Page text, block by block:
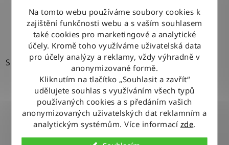
Na tomto webu používáme soubory cookies k
zajištění funkčnosti webu a s vaším souhlasem
také cookies pro marketingové a analytické
účely. Kromě toho využíváme uživatelská data
pro účely analýzy a reklamy, vždy výhradně v
anonymizované formě.
Kliknutím na tlačítko „Souhlasit a zavřít“
udělujete souhlas s využíváním všech typů
používaných cookies a s předáním vašich
anonymizovaných uživatelských dat reklamním a
analytickým systémům. Více informací zde.
DETAIL
S